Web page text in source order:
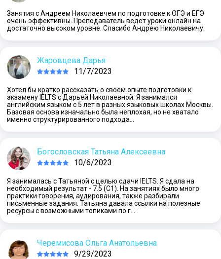
Занятия с Андреем Николаевчем по подготовке к ОГЭ и ЕГЭ
очень эффективны. Преподаватель ведет уроки онлайн на
достаточно высоком уровне. Спасибо Андрею Николаевичу.
Жаровцева Дарья
11/7/2023
Хотел бы кратко рассказать о своём опыте подготовки к
экзамену IELTS с Дарьей Николаевной. Я занимался
английским языком с 5 лет в разных языковых школах Москвы.
Базовая основа изначально была неплохая, но не хватало
именно структурированного подхода…
Богословская Татьяна Алексеевна
10/6/2023
Я занималась с Татьяной с целью сдачи IELTS. Я сдала на
необходимый результат - 7.5 (С1). На занятиях было много
практики говорения, аудирования, также разбирали
письменные задания. Татьяна давала ссылки на полезные
ресурсы с возможными топиками по г…
Черемисова Ольга Анатольевна
9/29/2023